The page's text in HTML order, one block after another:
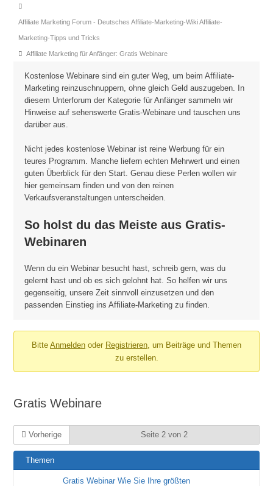
Forum-
Breadcrumbs
-
Du
hier:
Affiliate Marketing Forum - Deutsches Affiliate-Marketing-Wiki Affiliate-
Marketing-Tipps und Tricks
Affiliate Marketing für Anfänger: Gratis Webinare
Kostenlose Webinare sind ein guter Weg, um beim Affiliate-
Marketing reinzuschnuppern, ohne gleich Geld auszugeben. In
diesem Unterforum der Kategorie für Anfänger sammeln wir
Hinweise auf sehenswerte Gratis-Webinare und tauschen uns
darüber aus.
Nicht jedes kostenlose Webinar ist reine Werbung für ein
teures Programm. Manche liefern echten Mehrwert und einen
guten Überblick für den Start. Genau diese Perlen wollen wir
hier gemeinsam finden und von den reinen
Verkaufsveranstaltungen unterscheiden.
So holst du das Meiste aus Gratis-
Webinaren
Wenn du ein Webinar besucht hast, schreib gern, was du
gelernt hast und ob es sich gelohnt hat. So helfen wir uns
gegenseitig, unsere Zeit sinnvoll einzusetzen und den
passenden Einstieg ins Affiliate-Marketing zu finden.
Bitte Anmelden oder Registrieren, um Beiträge und Themen
zu erstellen.
Gratis Webinare
Vorherige Seite 2 von 2
Themen
Gratis Webinar Wie Sie Ihre größten